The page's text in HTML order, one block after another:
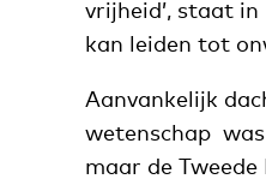
vrijheid’, staat
kan leiden tot
Aanvankelijk
wetenschap
maar de